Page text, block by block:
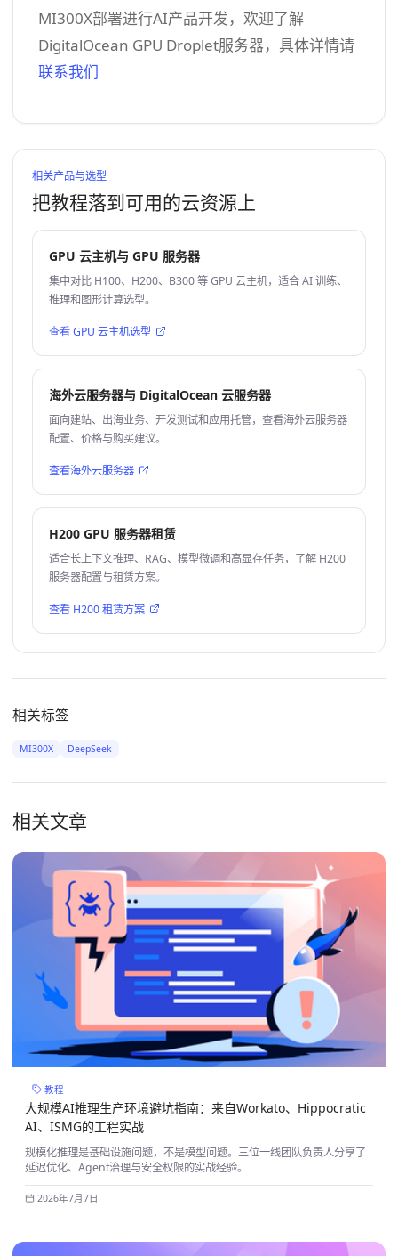
MI300X部署进行AI产品开发，欢迎了解
DigitalOcean GPU Droplet服务器，具体详情请
联系我们
相关产品与选型
把教程落到可用的云资源上
GPU 云主机与 GPU 服务器
集中对比 H100、H200、B300 等 GPU 云主机，适合 AI 训练、
推理和图形计算选型。
查看 GPU 云主机选型
海外云服务器与 DigitalOcean 云服务器
面向建站、出海业务、开发测试和应用托管，查看海外云服务器
配置、价格与购买建议。
查看海外云服务器
H200 GPU 服务器租赁
适合长上下文推理、RAG、模型微调和高显存任务，了解 H200
服务器配置与租赁方案。
查看 H200 租赁方案
相关标签
MI300X DeepSeek
相关文章
教程
大规模AI推理生产环境避坑指南：来自Workato、Hippocratic
AI、ISMG的工程实战
规模化推理是基础设施问题，不是模型问题。三位一线团队负责人分享了
延迟优化、Agent治理与安全权限的实战经验。
2026年7月7日